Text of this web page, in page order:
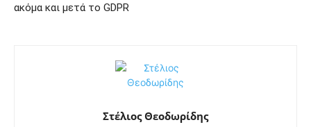
ακόμα και μετά το GDPR
Στέλιος Θεοδωρίδης